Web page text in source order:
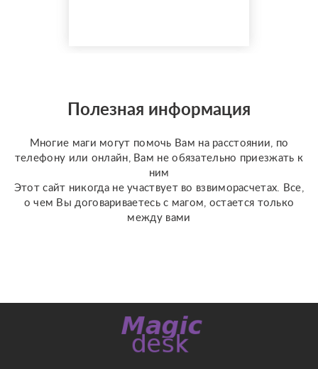
отношения, чувства,
любовь; ????
с человеком; ???...
Полезная информация
Многие маги могут помочь Вам на расстоянии, по
телефону или онлайн, Вам не обязательно приезжать к
ним
Этот сайт никогда не участвует во взвиморасчетах. Все,
о чем Вы договариваетесь с магом, остается только
между вами